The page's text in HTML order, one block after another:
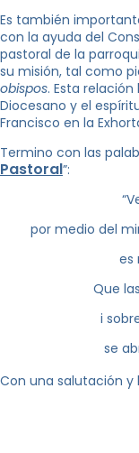
Es también
con la ayuda del
pastoral de la
su misión, tal como
obispos. Esta
Diocesano y el
Francisco en la
Termino con las
Pastoral”:
por medio del
es
Que
i
se
Con una salutación